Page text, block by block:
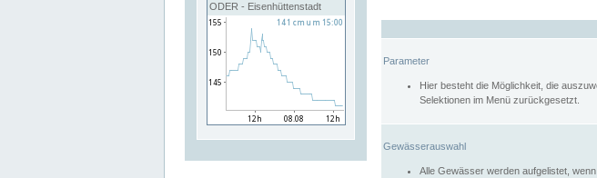
ODER - Eisenhüttenstadt
Parameter
Hier besteht die Möglichkeit, die
Selektionen im Menü zurückgesetzt.
Gewässerauswahl
Alle Gewässer werden aufgelistet,